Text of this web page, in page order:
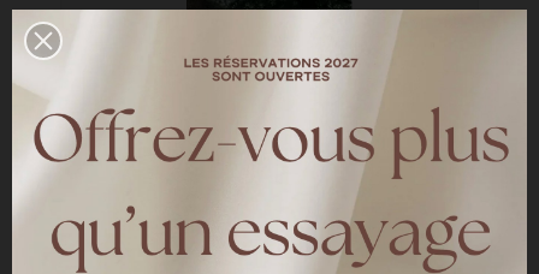
Le mariage de Priscilla et
Maxime